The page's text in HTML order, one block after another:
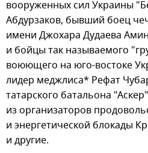
вооруженных сил Украины
Абдурзаков, бывший боец
имени Джохара Дудаева
и бойцы так называемого
воюющего на юго-востоке
лидер меджлиса* Рефат
татарского батальона
из организаторов
и энергетической блокады
и другие.